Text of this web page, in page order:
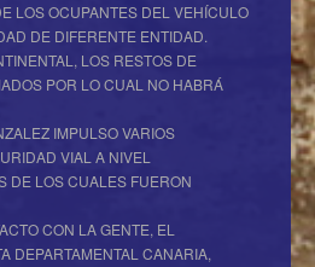
LOS OCUPANTES DEL VEHÍCULO
DE DIFERENTE ENTIDAD.
LOS RESTOS DE
POR LO CUAL NO HABRÁ
IMPULSO VARIOS
VIAL A NIVEL
DE LOS CUALES FUERON
CON LA GENTE, EL
DEPARTAMENTAL CANARIA,